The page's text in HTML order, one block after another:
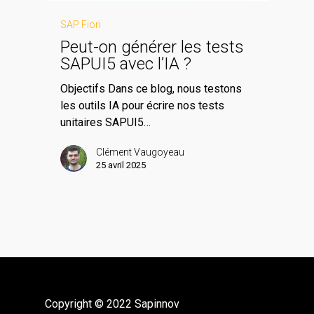
SAP Fiori
Peut-on générer les tests
SAPUI5 avec l’IA ?
Objectifs Dans ce blog, nous testons
les outils IA pour écrire nos tests
unitaires SAPUI5…
Clément Vaugoyeau
25 avril 2025
Copyright © 2022 Sapinnov